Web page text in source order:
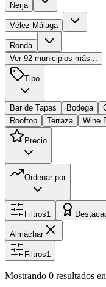
Nerja
Vélez-Málaga
Ronda
Ver 92 municipios más...
Tipo
Bar de Tapas Bodega
Rooftop
Terraza Wine
Precio
Ordenar por
Filtros1
Almáchar
Filtros1
Mostrando 0 resultados